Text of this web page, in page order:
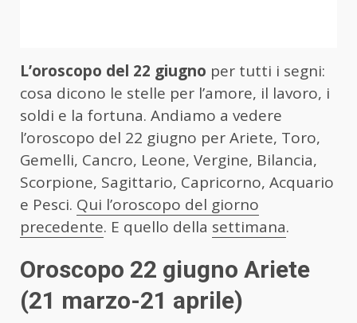
L’oroscopo del 22 giugno per tutti i segni:
cosa dicono le stelle per l’amore, il lavoro, i
soldi e la fortuna. Andiamo a vedere
l’oroscopo del 22 giugno per Ariete, Toro,
Gemelli, Cancro, Leone, Vergine, Bilancia,
Scorpione, Sagittario, Capricorno, Acquario
e Pesci. Qui l’oroscopo del giorno
precedente. E quello della settimana.
Oroscopo 22 giugno Ariete
(21 marzo-21 aprile)